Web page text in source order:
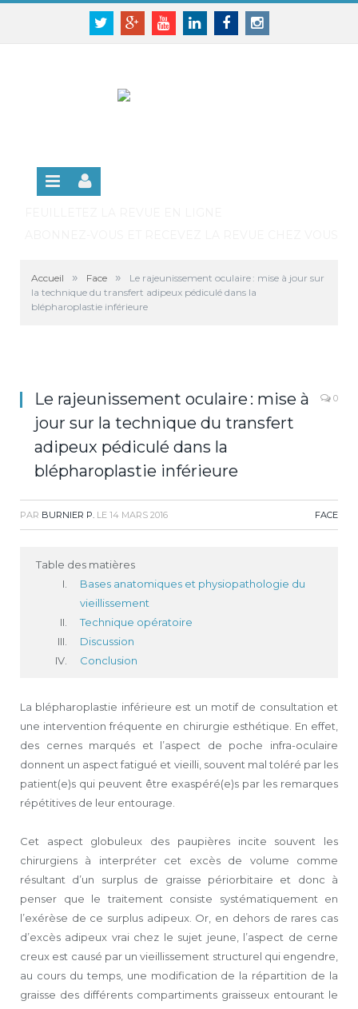
Panneau de gestion des cookies
TwitterGoogle+YoutubeLinkedinFacebookInstagram
SE CONNECTER
Accueil » Face »
Le rajeunissement oculaire : mise à jour sur
la technique du transfert adipeux pédiculé dans la
blépharoplastie inférieure
Le rajeunissement oculaire : mise à
jour sur la technique du transfert
adipeux pédiculé dans la
blépharoplastie inférieure
0
PAR BURNIER P. LE 14 MARS 2016 FACE
Table des matières
Bases anatomiques et physiopathologie du
vieillissement
Technique opératoire
Discussion
Conclusion
La blépharoplastie inférieure est un motif de consultation et
une intervention fréquente en chirurgie esthétique. En effet,
des cernes marqués et l’aspect de poche infra-oculaire
donnent un aspect fatigué et vieilli, souvent mal toléré par les
patient(e)s qui peuvent être exaspéré(e)s par les remarques
répétitives de leur entourage.
Cet aspect globuleux des paupières incite souvent les
chirurgiens à interpréter cet excès de volume comme
résultant d’un surplus de graisse périorbitaire et donc à
penser que le traitement consiste systématiquement en
l’exérèse de ce surplus adipeux. Or, en dehors de rares cas
d’excès adipeux vrai chez le sujet jeune, l’aspect de cerne
creux est causé par un vieillissement structurel qui engendre,
au cours du temps, une modification de la répartition de la
graisse des différents compartiments graisseux entourant le